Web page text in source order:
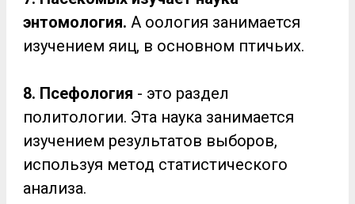
энтомология. А оология занимается
изучением яиц, в основном птичьих.
8. Псефология - это раздел
политологии. Эта наука занимается
изучением результатов выборов,
используя метод статистического
анализа.